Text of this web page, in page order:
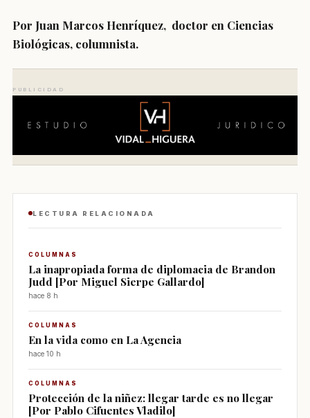
Por Juan Marcos Henríquez, doctor en Ciencias
Biológicas, columnista.
PUBLICIDAD
LECTURA RELACIONADA
COLUMNAS
La inapropiada forma de diplomacia de Brandon
Judd [Por Miguel Sierpe Gallardo]
hace 8 h
COLUMNAS
En la vida como en La Agencia
hace 10 h
COLUMNAS
Protección de la niñez: llegar tarde es no llegar
[Por Pablo Cifuentes Vladilo]